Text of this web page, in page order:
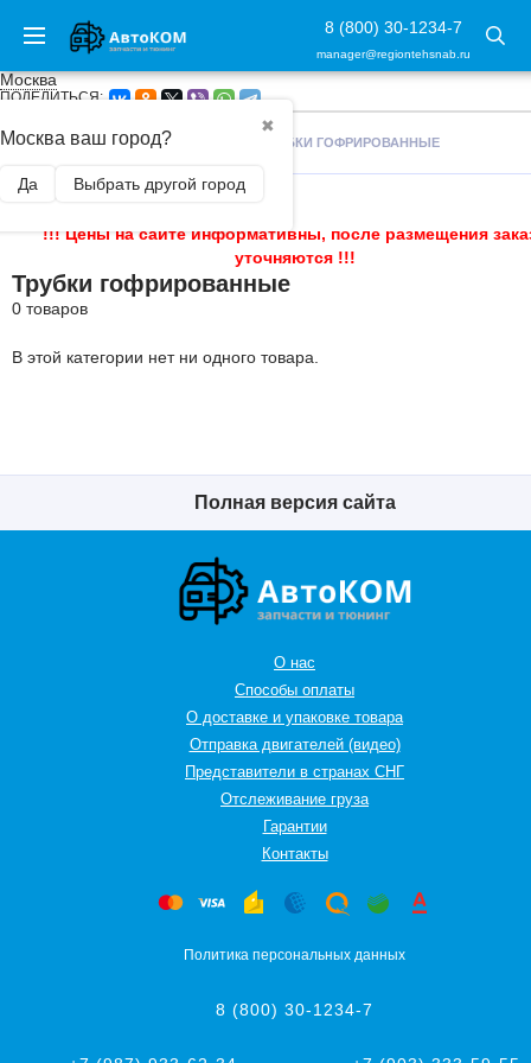
8 (800) 30-1234-7
manager@regiontehsnab.ru
Москва
✖
Москва ваш город?
Да Выбрать другой город
ПОДЕЛИТЬСЯ:
ГЛАВНАЯ / АВТОАКСЕССУАРЫ ТРУБКИ ГОФРИРОВАННЫЕ
!!! Цены на сайте информативны, после размещения
уточняются !!!
Трубки гофрированные
0 товаров
В этой категории нет ни одного товара.
Полная версия сайта
О нас
Способы оплаты
О доставке и упаковке товара
Отправка двигателей (видео)
Представители в странах СНГ
Oтслеживание груза
Гарантии
Контакты
Политика персональных данных
8 (800) 30-1234-7